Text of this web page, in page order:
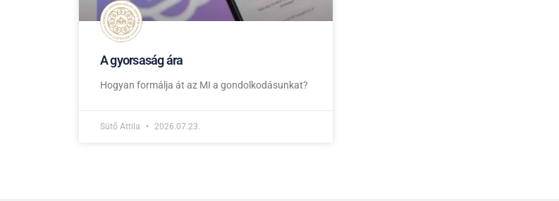
A gyorsaság ára
Hogyan formálja át az MI a gondolkodásunkat?
Sütő Attila 2026.07.23.